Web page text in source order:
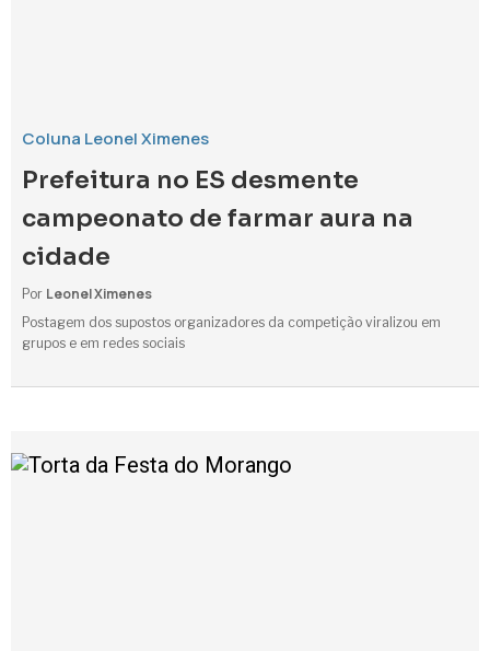
Coluna Leonel Ximenes
Prefeitura no ES desmente
campeonato de farmar aura na
cidade
Por Leonel Ximenes
Postagem dos supostos organizadores da competição viralizou em
grupos e em redes sociais